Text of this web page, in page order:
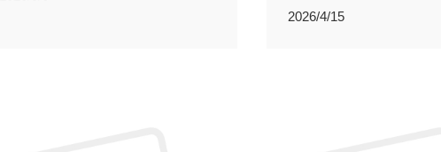
变化，电网面临诸多问题
2026/4/15